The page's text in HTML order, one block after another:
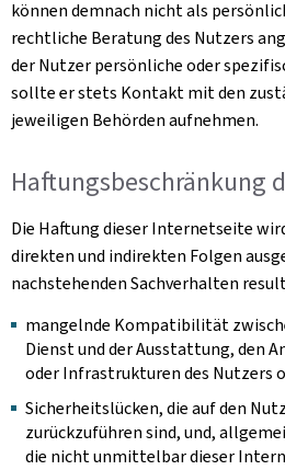
können demnach nicht als
rechtliche Beratung des Nutzers
der Nutzer persönliche oder
sollte er stets Kontakt mit den
jeweiligen Behörden aufnehmen.
Haftungsbeschränkung
Die Haftung dieser Internetseite
direkten und indirekten Folgen
nachstehenden Sachverhalten
mangelnde Kompatibilität
Dienst und der Ausstattung, den
oder Infrastrukturen des Nutzers
Sicherheitslücken, die auf den
zurückzuführen sind, und,
die nicht unmittelbar dieser